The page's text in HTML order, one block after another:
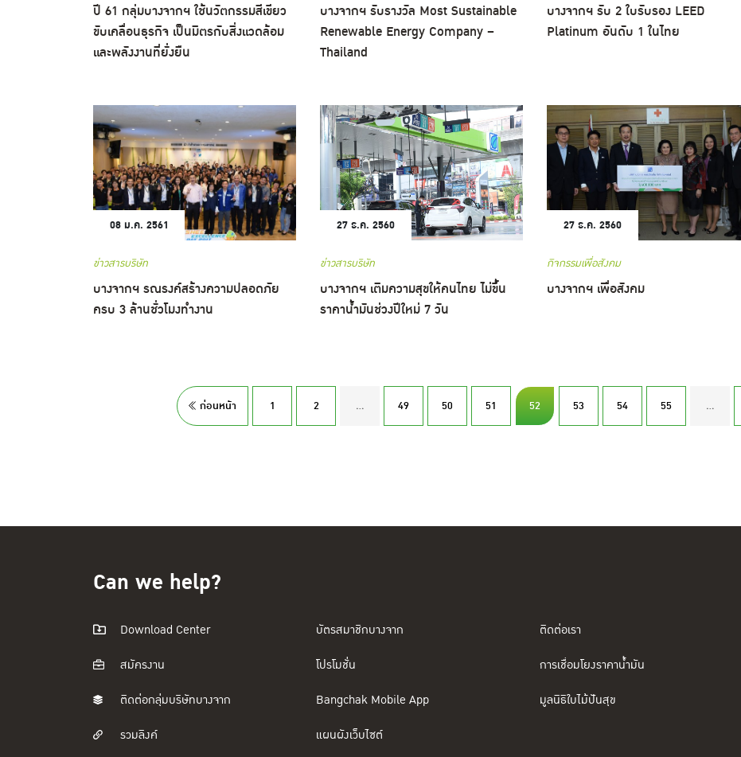
ปี 61 กลุ่มบางจากฯ ใช้นวัตกรรมสีเขียว
ขับเคลื่อนธุรกิจ เป็นมิตรกับสิ่งแวดล้อม
และพลังงานที่ยั่งยืน
บางจากฯ รับรางวัล Most Sustainable
Renewable Energy Company –
Thailand
บางจากฯ รับ 2 ใบรับรอง LEED
Platinum อันดับ 1 ในไทย
08 ม.ค. 2561
ข่าวสารบริษัท
บางจากฯ รณรงค์สร้างความปลอดภัย
ครบ 3 ล้านชั่วโมงทำงาน
27 ธ.ค. 2560
ข่าวสารบริษัท
บางจากฯ เติมความสุขให้คนไทย ไม่ขึ้น
ราคาน้ำมันช่วงปีใหม่ 7 วัน
27 ธ.ค. 2560
กิจกรรมเพื่อสังคม
บางจากฯ เพื่อสังคม
ก่อนหน้า 1 2 ... 49 50 51 52 53 54 55 ...
Can we help?
Download Center
สมัครงาน
ติดต่อกลุ่มบริษัทบางจาก
รวมลิงค์
บัตรสมาชิกบางจาก
โปรโมชั่น
Bangchak Mobile App
แผนผังเว็บไซต์
ติดต่อเรา
การเชื่อมโยงราคาน้ำมัน
มูลนิธิใบไม้ปันสุข